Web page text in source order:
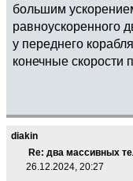
большим
равноускоренного
у переднего
конечные скорости
diakin
Re: два массивных
26.12.2024, 20:27